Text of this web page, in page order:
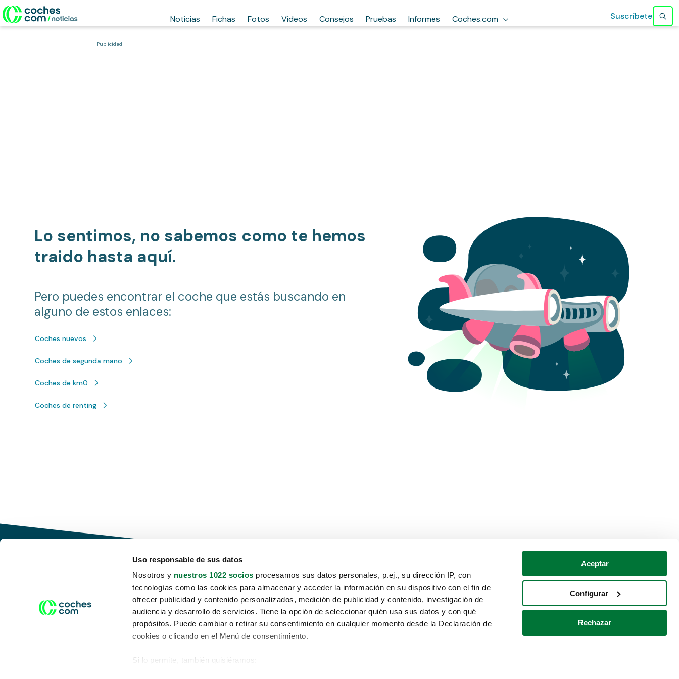
Uso responsable de sus datos
Nosotros y nuestros 1022 socios procesamos sus datos personales, p.ej., su dirección IP, con
tecnologías como las cookies para almacenar y acceder la información en su dispositivo con el fin de
ofrecer publicidad y contenido personalizados, medición de publicidad y contenido, investigación de
audiencia y desarrollo de servicios. Tiene la opción de seleccionar quién usa sus datos y con qué
propósitos. Puede cambiar o retirar su consentimiento en cualquier momento desde la Declaración de
cookies o clicando en el Menú de consentimiento.
Si lo permite, también quisiéramos:
Aceptar
Configurar
Rechazar
Noticias Fichas Fotos Vídeos Consejos Pruebas Informes Coches.com Suscríbete
Publicidad
Lo sentimos, no sabemos como te hemos
traido hasta aquí.
Pero puedes encontrar el coche que estás buscando en
alguno de estos enlaces:
Coches nuevos
Coches de segunda mano
Coches de km0
Coches de renting
Conduce tu futuro,
desata tu movilidad